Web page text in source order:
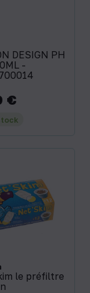
DESIGN PH
-
€
le préfiltre